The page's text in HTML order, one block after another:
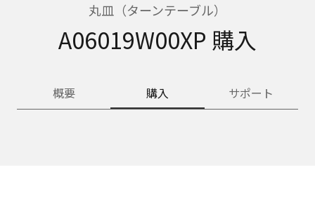
丸皿（ターンテーブル）
A06019W00XP 購入
概要 購入 サポート